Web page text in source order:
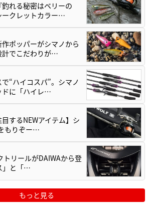
れる秘密はベリーの
ークレットカラー…
ポッパーがシマノから
計でこだわりが…
“ハイコスパ”。シマノ
ドに「ハイレ…
目するNEWアイテム】シ
もりぞー…
トリールがDAIWAから登
」と「…
もっと見る